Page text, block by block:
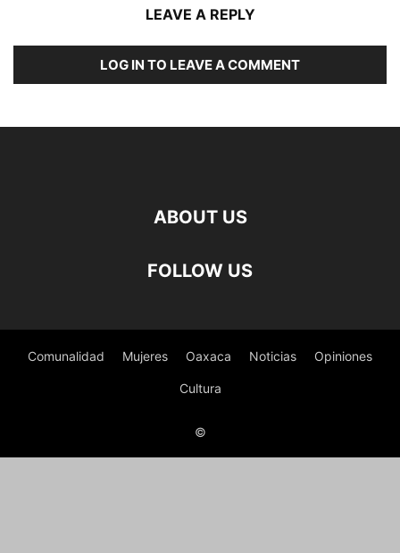
LEAVE A REPLY
LOG IN TO LEAVE A COMMENT
ABOUT US
FOLLOW US
Comunalidad Mujeres Oaxaca Noticias Opiniones
Cultura
©